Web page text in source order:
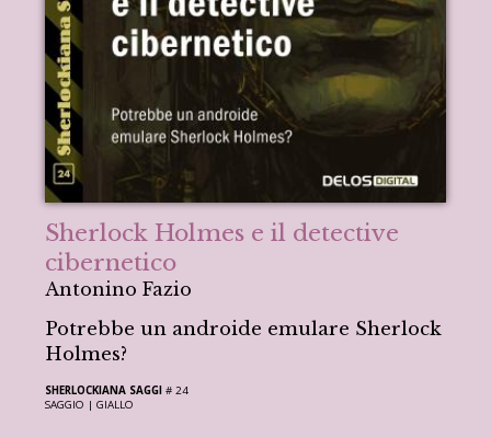
Sherlock Holmes e il detective
cibernetico
Antonino Fazio
Potrebbe un androide emulare Sherlock
Holmes?
SHERLOCKIANA SAGGI # 24
SAGGIO |GIALLO